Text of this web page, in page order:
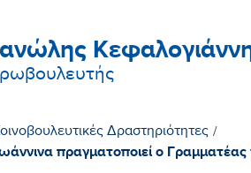
Δραστηριότητες /
πραγματοποιεί ο